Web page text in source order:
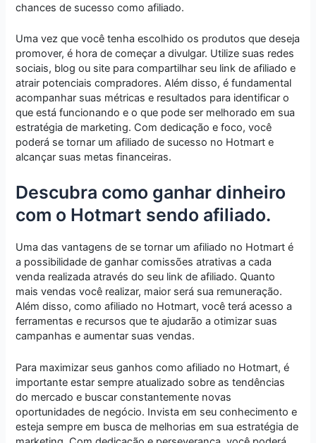
chances de sucesso como afiliado.
Uma vez que você tenha escolhido os produtos que deseja
promover, é hora de começar a divulgar. Utilize suas redes
sociais, blog ou site para compartilhar seu link de afiliado e
atrair potenciais compradores. Além disso, é fundamental
acompanhar suas métricas e resultados para identificar o
que está funcionando e o que pode ser melhorado em sua
estratégia de marketing. Com dedicação e foco, você
poderá se tornar um afiliado de sucesso no Hotmart e
alcançar suas metas financeiras.
Descubra como ganhar dinheiro
com o Hotmart sendo afiliado.
Uma das vantagens de se tornar um afiliado no Hotmart é
a possibilidade de ganhar comissões atrativas a cada
venda realizada através do seu link de afiliado. Quanto
mais vendas você realizar, maior será sua remuneração.
Além disso, como afiliado no Hotmart, você terá acesso a
ferramentas e recursos que te ajudarão a otimizar suas
campanhas e aumentar suas vendas.
Para maximizar seus ganhos como afiliado no Hotmart, é
importante estar sempre atualizado sobre as tendências
do mercado e buscar constantemente novas
oportunidades de negócio. Invista em seu conhecimento e
esteja sempre em busca de melhorias em sua estratégia de